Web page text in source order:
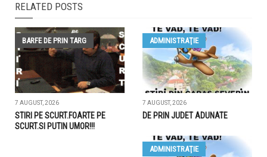
RELATED POSTS
BARFE DE PRIN TARG
7 AUGUST, 2026
STIRI PE SCURT.FOARTE PE
SCURT.SI PUTIN UMOR!!!
ADMINISTRAŢIE
7 AUGUST, 2026
DE PRIN JUDET ADUNATE
ADMINISTRAŢIE